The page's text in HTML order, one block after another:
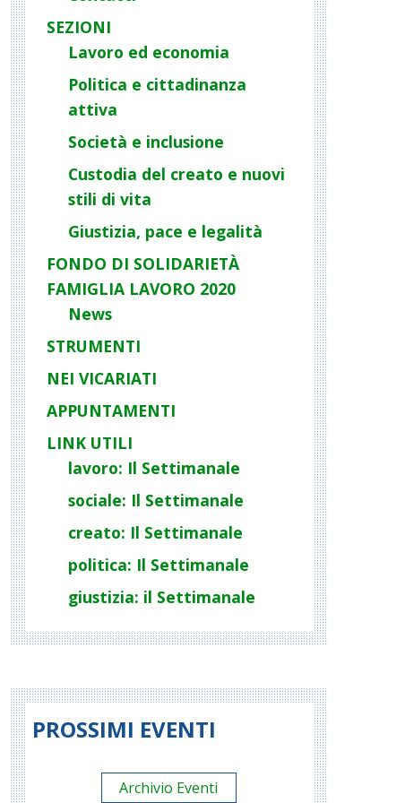
SEZIONI
Lavoro ed economia
Politica e cittadinanza
attiva
Società e inclusione
Custodia del creato e nuovi
stili di vita
Giustizia, pace e legalità
FONDO DI SOLIDARIETÀ
FAMIGLIA LAVORO 2020
News
STRUMENTI
NEI VICARIATI
APPUNTAMENTI
LINK UTILI
lavoro: Il Settimanale
sociale: Il Settimanale
creato: Il Settimanale
politica: Il Settimanale
giustizia: il Settimanale
PROSSIMI EVENTI
Archivio Eventi